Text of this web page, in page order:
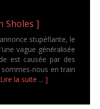
Sholes ]
stupéfiante, le
vague généralisée
est causée par des
nous en train
la suite ... ]